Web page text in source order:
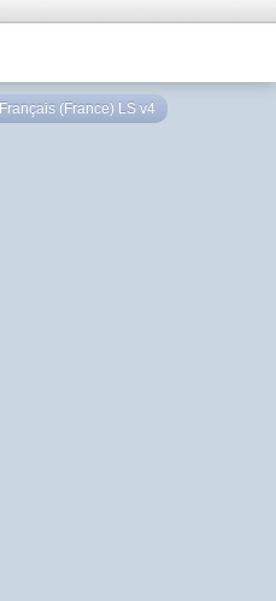
Français (France) LS v4